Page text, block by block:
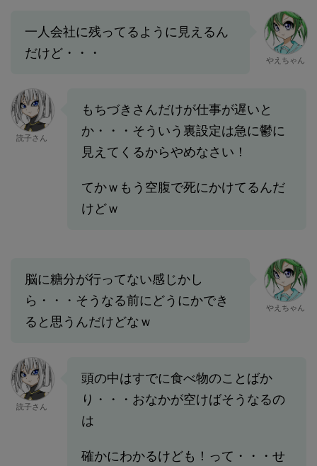
一人会社に残ってるように見えるん
だけど・・・
やえちゃん
読子さん
もちづきさんだけが仕事が遅いと
か・・・そういう裏設定は急に鬱に
見えてくるからやめなさい！
てかｗもう空腹で死にかけてるんだ
けどｗ
脳に糖分が行ってない感じかし
ら・・・そうなる前にどうにかでき
ると思うんだけどなｗ
やえちゃん
読子さん
頭の中はすでに食べ物のことばか
り・・・おなかが空けばそうなるの
は
確かにわかるけども！って・・・せ